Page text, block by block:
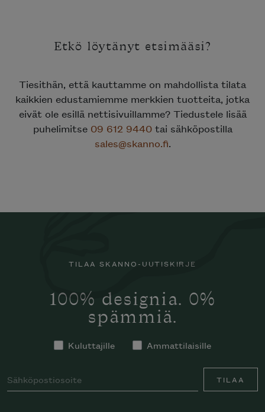
Etkö löytänyt etsimääsi?
Tiesithän, että kauttamme on mahdollista tilata
kaikkien edustamiemme merkkien tuotteita, jotka
eivät ole esillä nettisivuillamme? Tiedustele lisää
puhelimitse 09 612 9440tai sähköpostilla
sales@skanno.fi.
TILAA SKANNO-UUTISKIRJE
100% designia. 0%
spämmiä.
Kuluttajille Ammattilaisille
TILAA